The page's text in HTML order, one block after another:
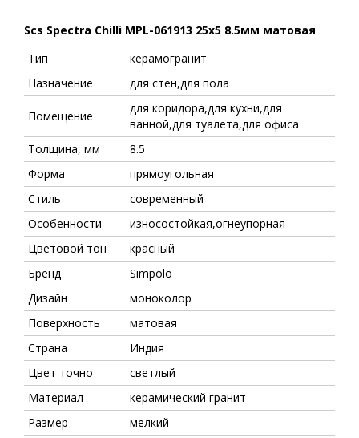
Scs Spectra Chilli MPL-061913 25x5 8.5мм матовая
Тип
керамогранит
Назначение
для стен,для пола
Помещение
для коридора,для кухни,для
ванной,для туалета,для офиса
Толщина, мм
8.5
Форма
прямоугольная
Стиль
современный
Особенности
износостойкая,огнеупорная
Цветовой тон
красный
Бренд
Simpolo
Дизайн
моноколор
Поверхность
матовая
Страна
Индия
Цвет точно
светлый
Материал
керамический гранит
Размер
мелкий